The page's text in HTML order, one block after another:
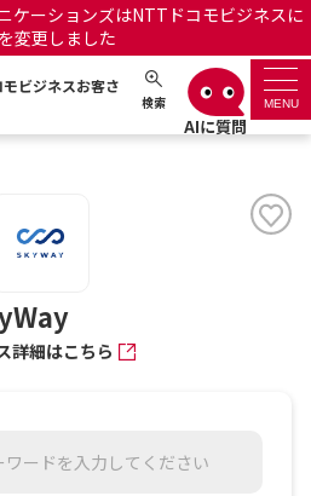
ケーションズはNTTドコモビジネスに
変更しました
ビジネスお客さ
検索 MENU
さまサポート 日本語 English
サポートサイトの使い方
詳細はこちら